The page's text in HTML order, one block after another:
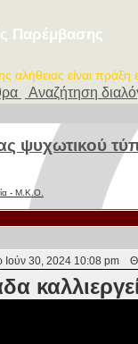
Παρέμβασης
αλήθειας είναι πράξη
Αναζήτηση
ψυχωτικού
- Μ.Κ.Ο.
Ιούν 30, 2024 10:08 pm